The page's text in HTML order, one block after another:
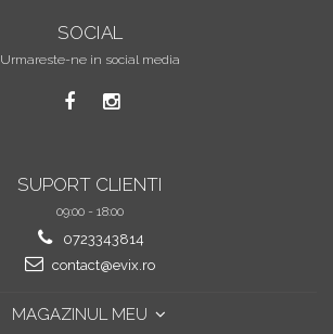
SOCIAL
Urmareste-ne in social media
SUPORT CLIENTI
09:00 - 18:00
0723343814
contact@evix.ro
MAGAZINUL MEU